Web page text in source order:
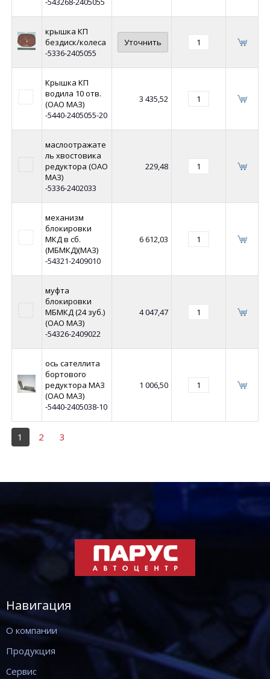
крышка КП
бездиск/колеса
-5336-2405055
Уточнить
Крышка КП
водила 10 отв.
(ОАО МАЗ)
-5440-2405055-20
3 435,52
маслоотражате
ль хвостовика
редуктора (ОАО
МАЗ)
-5336-2402033
229,48
механизм
блокировки
МКД в сб.
(МБМКД)(МАЗ)
-54321-2409010
6 612,03
муфта
блокировки
МБМКД (24 зуб.)
(ОАО МАЗ)
-54326-2409022
4 047,47
ось сателлита
бортового
редуктора МАЗ
(ОАО МАЗ)
-5440-2405038-10
1 006,50
1 2 3
Навигация
О компании
Продукция
Сервис